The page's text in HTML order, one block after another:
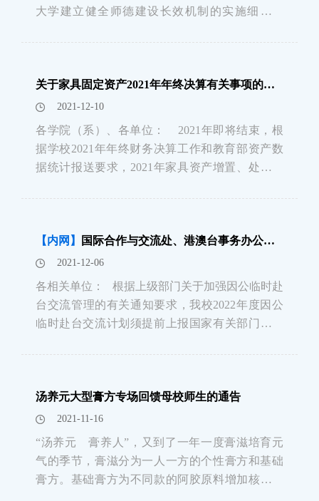
大学建立健全师德建设长效机制的实施细则》
日-2022年1月7日
关于家具固定资产2021年年终决算有关事项的通知
2021-12-10
各学院（系）、各单位： 2021年即将结束，根
据学校2021年年终财务决算工作和教育部资产数
据统计报送要求，2021年家具资产增置、处置截
【内网】
国际合作与交流处、港澳台事务办公室关于申报2022年度因公临时赴台计划的通知
2021-12-06
各相关单位： 根据上级部门关于加强因公临时赴
台交流管理的有关通知要求，我校2022年度因公
临时赴台交流计划须提前上报国家有关部门进行
年12月25日前
汤养元大型膏方专场回馈母校师生的通告
2021-11-16
“汤养元 膏养人”，又到了一年一度膏滋培育元
气的季节，膏滋分为一人一方的个性膏方和基础
膏方。基础膏方为不同款的阿胶原料增加核桃、